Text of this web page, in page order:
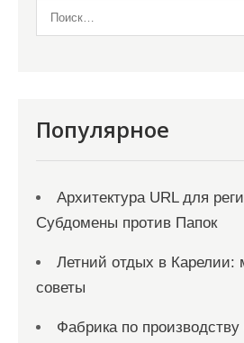
Популярное
Архитектура URL для
Субдомены против Папок
Летний отдых в Карелии:
советы
Фабрика по